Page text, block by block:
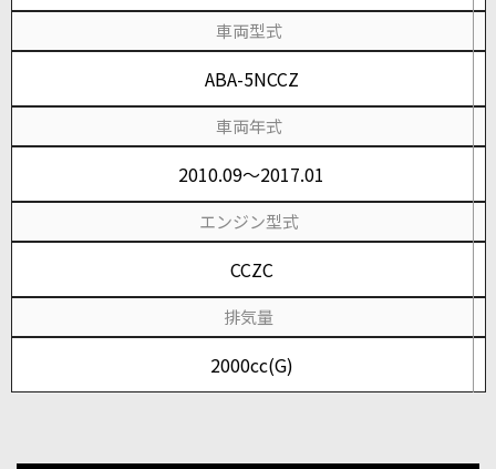
車両型式
ABA-5NCCZ
車両年式
2010.09～2017.01
エンジン型式
CCZC
排気量
2000cc(G)